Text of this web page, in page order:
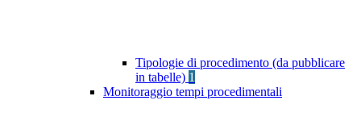
Tipologie di procedimento (da pubblicare
in tabelle) 1
Monitoraggio tempi procedimentali